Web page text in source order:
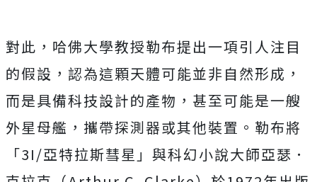
對此，哈佛大學教授勒布提出一項引人注目
的假設，認為這顆天體可能並非自然形成，
而是具備科技設計的產物，甚至可能是一艘
外星母艦，攜帶探測器或其他裝置。 勒布將
「3I/亞特拉斯彗星」與科幻小說大師亞瑟．